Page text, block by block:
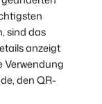
sind das
anzeigt
Verwendung
den QR-